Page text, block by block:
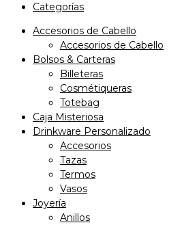
Categorías
Accesorios de Cabello
Accesorios de Cabello
Bolsos & Carteras
Billeteras
Cosmétiqueras
Totebag
Caja Misteriosa
Drinkware Personalizado
Accesorios
Tazas
Termos
Vasos
Joyería
Anillos